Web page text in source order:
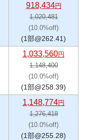
918,434円
1,020,481
(10.0%off)
(1部@262.41)
1,033,560円
1,148,400
(10.0%off)
(1部@258.39)
1,148,774円
1,276,418
(10.0%off)
(1部@255.28)